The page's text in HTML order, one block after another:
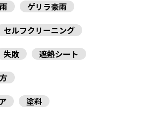
ゲリラ豪雨
セルフクリーニング
失敗
遮熱シート
塗料